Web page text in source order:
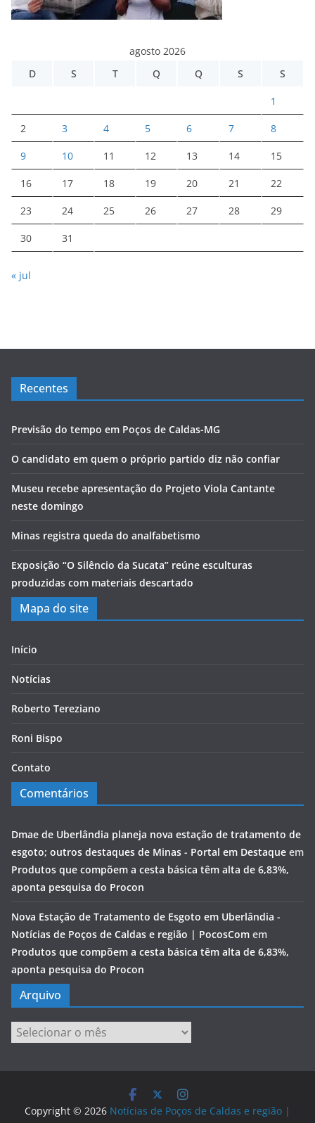
agosto 2026
D
S T Q Q S S
1
2 3 4 5 6 7 8
9 10 11 12 13 14 15
16 17 18 19 20 21 22
23 24 25 26 27 28 29
30 31
« jul
Recentes
Previsão do tempo em Poços de Caldas-MG
O candidato em quem o próprio partido diz não confiar
Museu recebe apresentação do Projeto Viola Cantante
neste domingo
Minas registra queda do analfabetismo
Exposição “O Silêncio da Sucata” reúne esculturas
produzidas com materiais descartado
Mapa do site
Início
Notícias
Roberto Tereziano
Roni Bispo
Contato
Comentários
Dmae de Uberlândia planeja nova estação de tratamento de
esgoto; outros destaques de Minas - Portal em Destaque em
Produtos que compõem a cesta básica têm alta de 6,83%,
aponta pesquisa do Procon
Nova Estação de Tratamento de Esgoto em Uberlândia -
Notícias de Poços de Caldas e região | PocosCom em
Produtos que compõem a cesta básica têm alta de 6,83%,
aponta pesquisa do Procon
Arquivo
Arquivo
Copyright © 2026 Notícias de Poços de Caldas e região |